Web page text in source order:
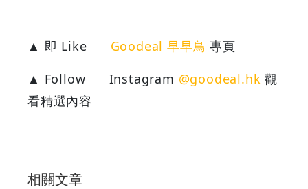
▲ 即 Like Goodeal 早早鳥 專頁
▲ Follow
Instagram @goodeal.hk 觀
看精選內容
相關文章